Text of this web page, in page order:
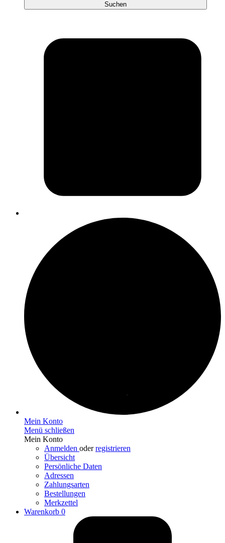
Suchen
Mein Konto
Menü schließen
Mein Konto
Anmelden oderregistrieren
Übersicht
Persönliche Daten
Adressen
Zahlungsarten
Bestellungen
Merkzettel
Warenkorb 0